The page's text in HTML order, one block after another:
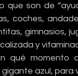
que son de
coches,
gimnasios,
y
qué
azul, para